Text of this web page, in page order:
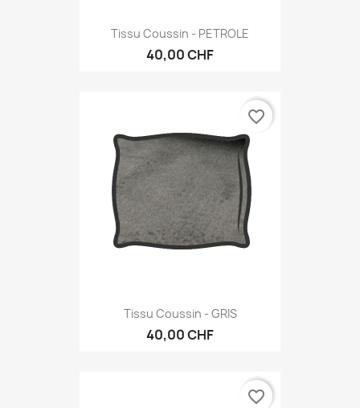
Tissu Coussin - PETROLE
40,00 CHF
Tissu Coussin - GRIS
40,00 CHF
favorite_border
favorite_border